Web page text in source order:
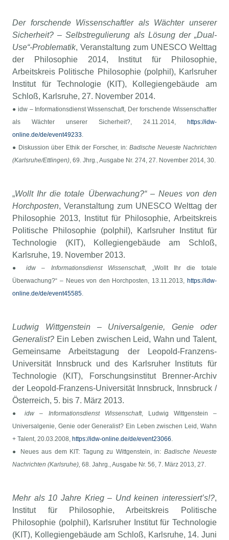
Der forschende Wissenschaftler als Wächter unserer
Sicherheit? – Selbstregulierung als Lösung der „Dual-
Use“-Problematik, Veranstaltung zum UNESCO Welttag
der Philosophie 2014, Institut für Philosophie,
Arbeitskreis Politische Philosophie (polphil), Karlsruher
Institut für Technologie (KIT), Kollegiengebäude am
Schloß, Karlsruhe, 27. November 2014.
● idw – Informationsdienst Wissenschaft, Der forschende Wissenschaftler
als Wächter unserer Sicherheit?, 24.11.2014,
https://idw-
online.de/de/event49233.
● Diskussion über Ethik der Forscher, in: Badische Neueste Nachrichten
(Karlsruhe/Ettlingen), 69. Jhrg., Ausgabe Nr. 274, 27. November 2014, 30.
„Wollt Ihr die totale Überwachung?“ – Neues von den
Horchposten, Veranstaltung zum UNESCO Welttag der
Philosophie 2013, Institut für Philosophie, Arbeitskreis
Politische Philosophie (polphil), Karlsruher Institut für
Technologie (KIT), Kollegiengebäude am Schloß,
Karlsruhe, 19. November 2013.
●idw – Informationsdienst Wissenschaft, „Wollt Ihr die totale
Überwachung?“ – Neues von den Horchposten, 13.11.2013, https://idw-
online.de/de/event45585.
Ludwig Wittgenstein – Universalgenie, Genie oder
Generalist? Ein Leben zwischen Leid, Wahn und Talent,
Gemeinsame Arbeitstagung der Leopold-Franzens-
Universität Innsbruck und des Karlsruher Instituts für
Technologie (KIT), Forschungsinstitut Brenner-Archiv
der Leopold-Franzens-Universität Innsbruck, Innsbruck /
Österreich, 5. bis 7. März 2013.
●idw – Informationsdienst Wissenschaft, Ludwig Wittgenstein –
Universalgenie, Genie oder Generalist? Ein Leben zwischen Leid, Wahn
+ Talent, 20.03.2008, https://idw-online.de/de/event23066.
● Neues aus dem KIT: Tagung zu Wittgenstein, in: Badische Neueste
Nachrichten (Karlsruhe),68. Jahrg., Ausgabe Nr. 56, 7. März 2013, 27.
Mehr als 10 Jahre Krieg – Und keinen interessiert’s!?,
Institut für Philosophie, Arbeitskreis Politische
Philosophie (polphil), Karlsruher Institut für Technologie
(KIT), Kollegiengebäude am Schloß, Karlsruhe, 14. Juni